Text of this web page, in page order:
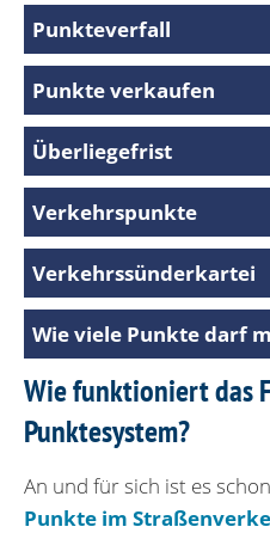
Punkteverfall
Punkte verkaufen
Überliegefrist
Verkehrspunkte
Verkehrssünderkartei
Wie viele Punkte darf
Wie funktioniert das
Punktesystem?
An und für sich ist es
Punkte im